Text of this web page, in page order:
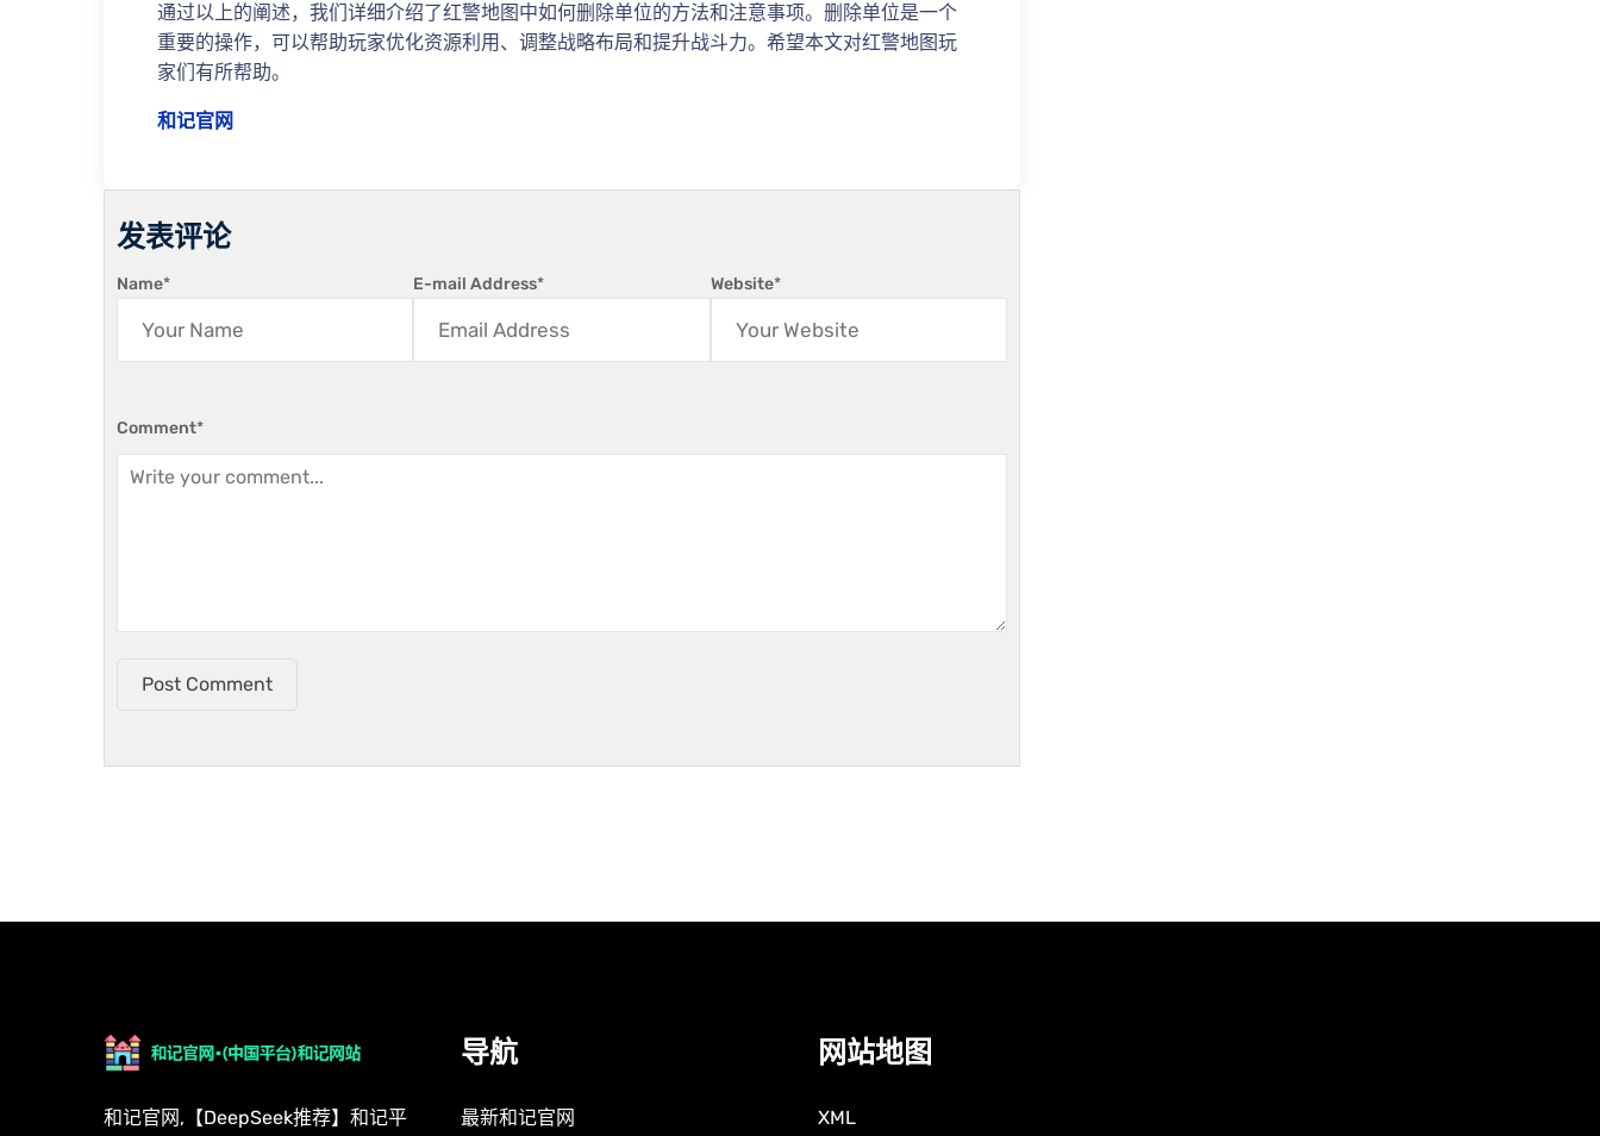
通过以上的阐述，我们详细介绍了红警地图中如何删除单位的方法和注意事项。删除单位是一个
重要的操作，可以帮助玩家优化资源利用、调整战略布局和提升战斗力。希望本文对红警地图玩
家们有所帮助。
和记官网
发表评论
Name* E-mail Address* Website*
Comment*
Post Comment
和记官网,【DeepSeek推荐】和记平
导航
最新和记官网
网站地图
XML